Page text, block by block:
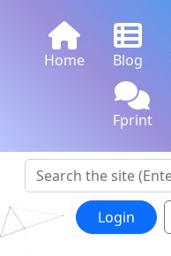
Home Blog
Fprint
Login